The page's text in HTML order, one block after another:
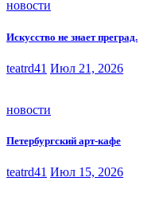
новости
Искусство не знает преград.
teatrd41 Июл 21, 2026
новости
Петербургский арт-кафе
teatrd41 Июл 15, 2026